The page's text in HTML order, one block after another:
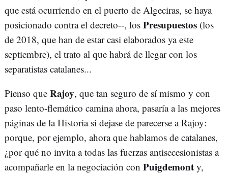
que está ocurriendo en el puerto de Algeciras, se haya
posicionado contra el decreto--, los Presupuestos (los
de 2018, que han de estar casi elaborados ya este
septiembre), el trato al que habrá de llegar con los
separatistas catalanes...
Pienso que Rajoy, que tan seguro de sí mismo y con
paso lento-flemático camina ahora, pasaría a las mejores
páginas de la Historia si dejase de parecerse a Rajoy:
porque, por ejemplo, ahora que hablamos de catalanes,
¿por qué no invita a todas las fuerzas antisecesionistas a
acompañarle en la negociación con Puigdemont y,